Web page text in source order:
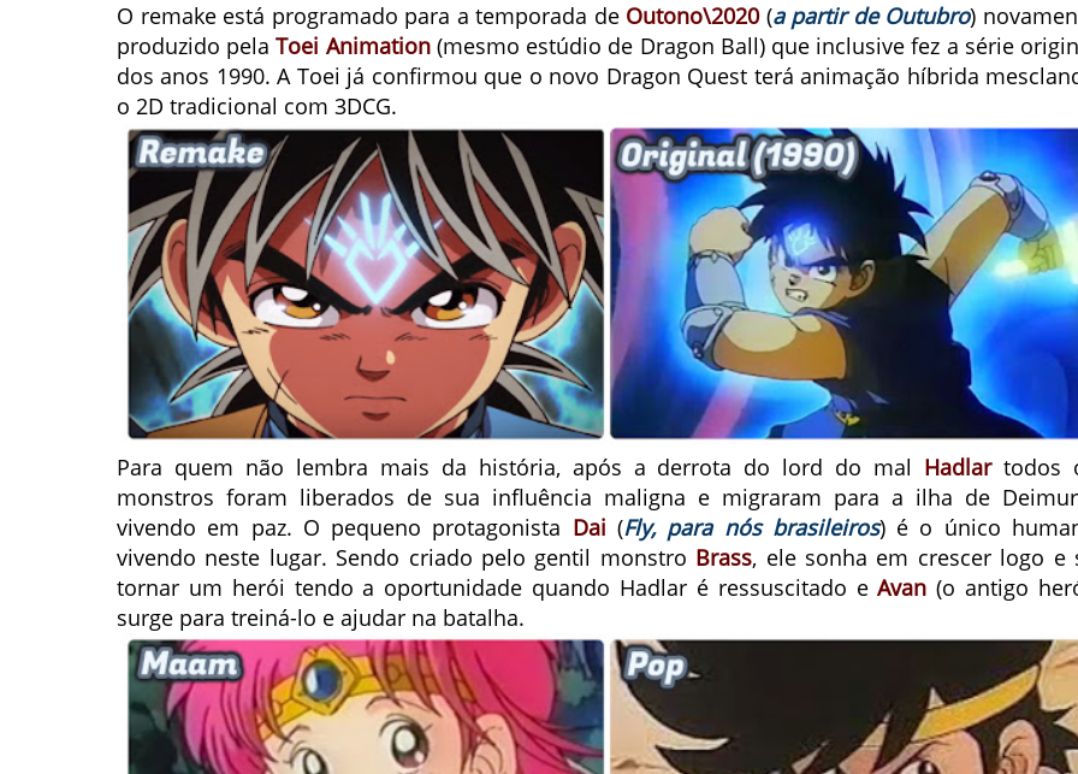
O remake está programado para a temporada de Outono\2020(a partir de Outubro)
produzido pelaToei Animation(mesmo estúdio de Dragon Ball) que inclusive fez a série
dos anos 1990. A Toei já confirmou que o novo Dragon Quest terá animação híbrida
o 2D tradicional com 3DCG.
Para quem não lembra mais da história, após a derrota do lord do mal Hadlartodos
monstros foram liberados de sua influência maligna e migraram para a ilha de
vivendo em paz. O pequeno protagonista Dai (Fly, para nós brasileiros) é o único
vivendo neste lugar. Sendo criado pelo gentil monstro Brass, ele sonha em crescer logo e
tornar um herói tendo a oportunidade quando Hadlar é ressuscitado eAvan(o antigo
surge para treiná-lo e ajudar na batalha.